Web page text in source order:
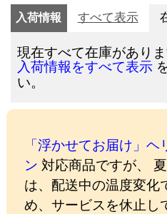
入荷情報 すべて表示
現在すべて在庫がありま
入荷情報をすべて表示
い。
「浮かせてお届け」
ン 対応商品ですが、
は、配送中の温度変化
め、サービスを休止し